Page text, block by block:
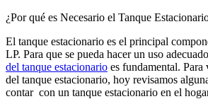
¿Por qué es Necesario el Tanque
El tanque estacionario es el principal
LP. Para que se pueda hacer un uso
del tanque estacionario es fundamental.
del tanque estacionario, hoy revisamos
contar con un tanque estacionario en el